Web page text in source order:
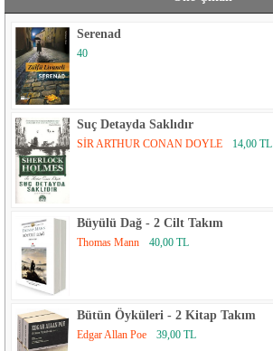
Serenad
40
Suç Detayda Saklıdır
SİR ARTHUR CONAN DOYLE 14,00 TL
Büyülü Dağ - 2 Cilt Takım
Thomas Mann 40,00 TL
Bütün Öyküleri - 2 Kitap Takım
Edgar Allan Poe 39,00 TL